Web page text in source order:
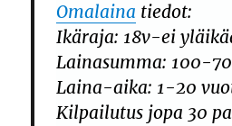
Omalaina tiedot:
Ikäraja: 18v-ei
Lainasumma: 100-
Laina-aika: 1-20
Kilpailutus jopa 30